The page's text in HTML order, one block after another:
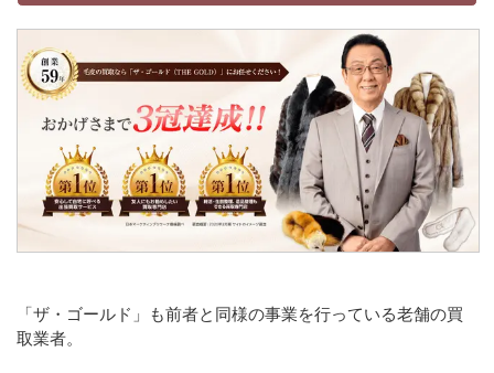
「ザ・ゴールド」も前者と同様の事業を行っている老舗の買
取業者。